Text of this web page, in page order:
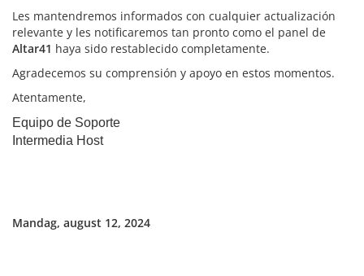
Les mantendremos informados con cualquier actualización
relevante y les notificaremos tan pronto como el panel de
Altar41 haya sido restablecido completamente.
Agradecemos su comprensión y apoyo en estos momentos.
Atentamente,
Equipo de Soporte
Intermedia Host
Mandag, august 12, 2024